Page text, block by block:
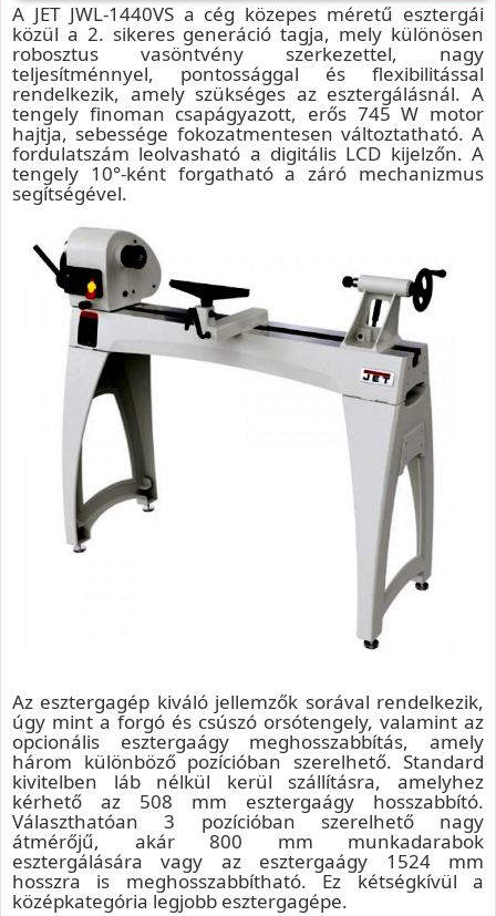
A JET JWL-1440VS a cég közepes méretű esztergái
közül a 2. sikeres generáció tagja, mely különösen
robosztus vasöntvény szerkezettel, nagy
teljesítménnyel, pontossággal és flexibilitással
rendelkezik, amely szükséges az esztergálásnál. A
tengely finoman csapágyazott, erős 745 W motor
hajtja, sebessége fokozatmentesen változtatható. A
fordulatszám leolvasható a digitális LCD kijelzőn. A
tengely 10°-ként forgatható a záró mechanizmus
segítségével.
Az esztergagép kiváló jellemzők sorával rendelkezik,
úgy mint a forgó és csúszó orsótengely, valamint az
opcionális esztergaágy meghosszabbítás, amely
három különböző pozícióban szerelhető. Standard
kivitelben láb nélkül kerül szállításra, amelyhez
kérhető az 508 mm esztergaágy hosszabbító.
Választhatóan 3 pozícióban szerelhető nagy
átmérőjű, akár 800 mm munkadarabok
esztergálására vagy az esztergaágy 1524 mm
hosszra is meghosszabbítható. Ez kétségkívül a
középkategória legjobb esztergagépe.